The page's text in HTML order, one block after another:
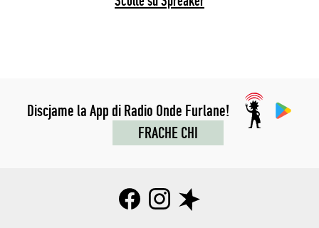
Discjame la App di Radio Onde Furlane!
FRACHE CHI